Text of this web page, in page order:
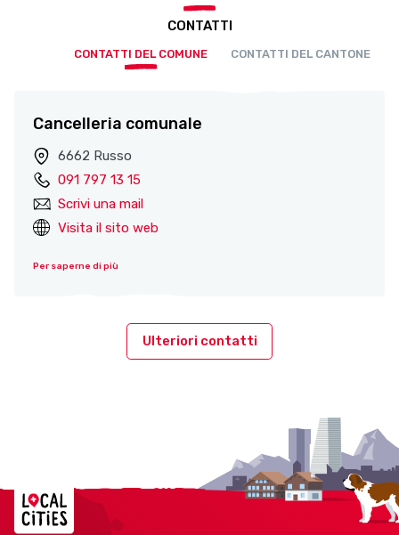
CONTATTI
CONTATTI DEL COMUNE CONTATTI DEL CANTONE
Cancelleria comunale
6662 Russo
091 797 13 15
Scrivi una mail
Visita il sito web
Per saperne di più
Ulteriori contatti
Localcities